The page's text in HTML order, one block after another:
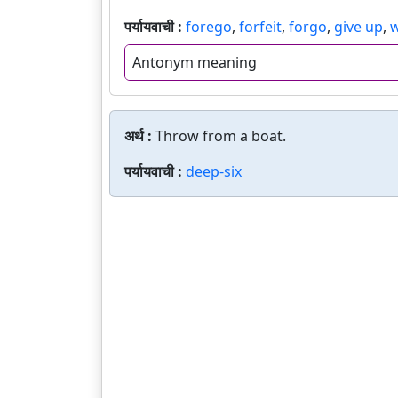
पर्यायवाची : forego, forfeit, forgo, give up,
Antonym meaning
अर्थ : Throw from a boat.
पर्यायवाची : deep-six